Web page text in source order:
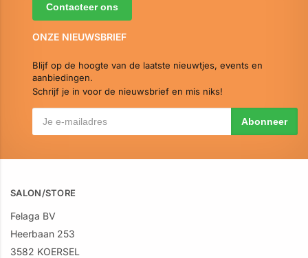
Contacteer ons
ONZE NIEUWSBRIEF
Blijf op de hoogte van de laatste nieuwtjes, events en
aanbiedingen.
Schrijf je in voor de nieuwsbrief en mis niks!
SALON/STORE
Felaga BV
Heerbaan 253
3582 KOERSEL